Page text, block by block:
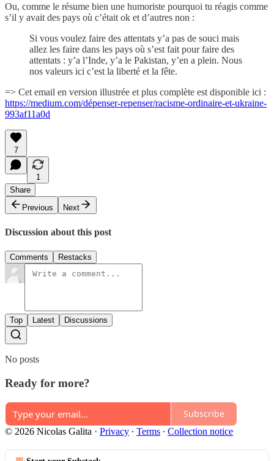
Ou, comme le résume bien une humoriste pourquoi tu réagis comme
s’il y avait des pays où c’était ok et d’autres non :
Si vous voulez faire des attentats y’a pas de souci mais
allez les faire dans les pays où s’est fait pour faire des
attentats : y’a l’Inde, y’a le Pakistan, y’en a plein. Nous
nos valeurs ici c’est la liberté et la fête.
=> Cet email en version illustrée et plus complète est disponible ici :
https://medium.com/dépenser-repenser/racisme-ordinaire-et-ukraine-
993af11a0d
7
1
Share
Previous
Next
Discussion about this post
Comments Restacks
Top Latest Discussions
No posts
Ready for more?
Subscribe
© 2026 Nicolas Galita · Privacy ∙ Terms ∙ Collection notice